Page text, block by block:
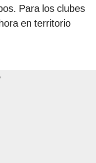
Para los clubes
en territorio